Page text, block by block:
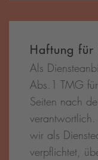
Haftung für
Als
Abs.1 TMG
Seiten nach
wir als
verpflichtet,